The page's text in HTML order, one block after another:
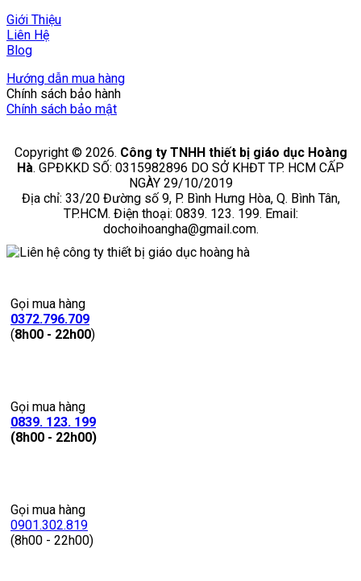
Giới Thiệu
Liên Hệ
Blog
Hướng dẫn mua hàng
Chính sách bảo hành
Chính sách bảo mật
Copyright © 2026. Công ty TNHH thiết bị giáo dục Hoàng
Hà. GPĐKKD SỐ: 0315982896 DO SỞ KHĐT TP. HCM CẤP
NGÀY 29/10/2019
Địa chỉ: 33/20 Đường số 9, P. Bình Hưng Hòa, Q. Bình Tân,
TP.HCM. Điện thoại: 0839. 123. 199. Email:
dochoihoangha@gmail.com.
Gọi mua hàng
0372.796.709
(8h00 - 22h00)
Gọi mua hàng
0839. 123. 199
(8h00 - 22h00)
Gọi mua hàng
0901.302.819
(8h00 - 22h00)